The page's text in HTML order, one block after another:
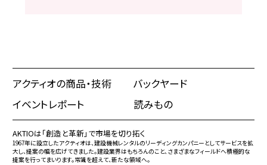
アクティオの商品・技術
バックヤード
イベントレポート
読みもの
AKTIOは「創造と革新」で市場を切り拓く
1967年に設立したアクティオは、建設機械レンタルのリーディングカンパニーとしてサービスを拡
大し、提案の幅を広げてきました。建設業界はもちろんのこと、さまざまなフィールドへ積極的な
提案を行ってまいります。常識を超えて、新たな領域へ。